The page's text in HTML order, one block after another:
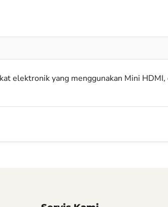
elektronik yang menggunakan Mini